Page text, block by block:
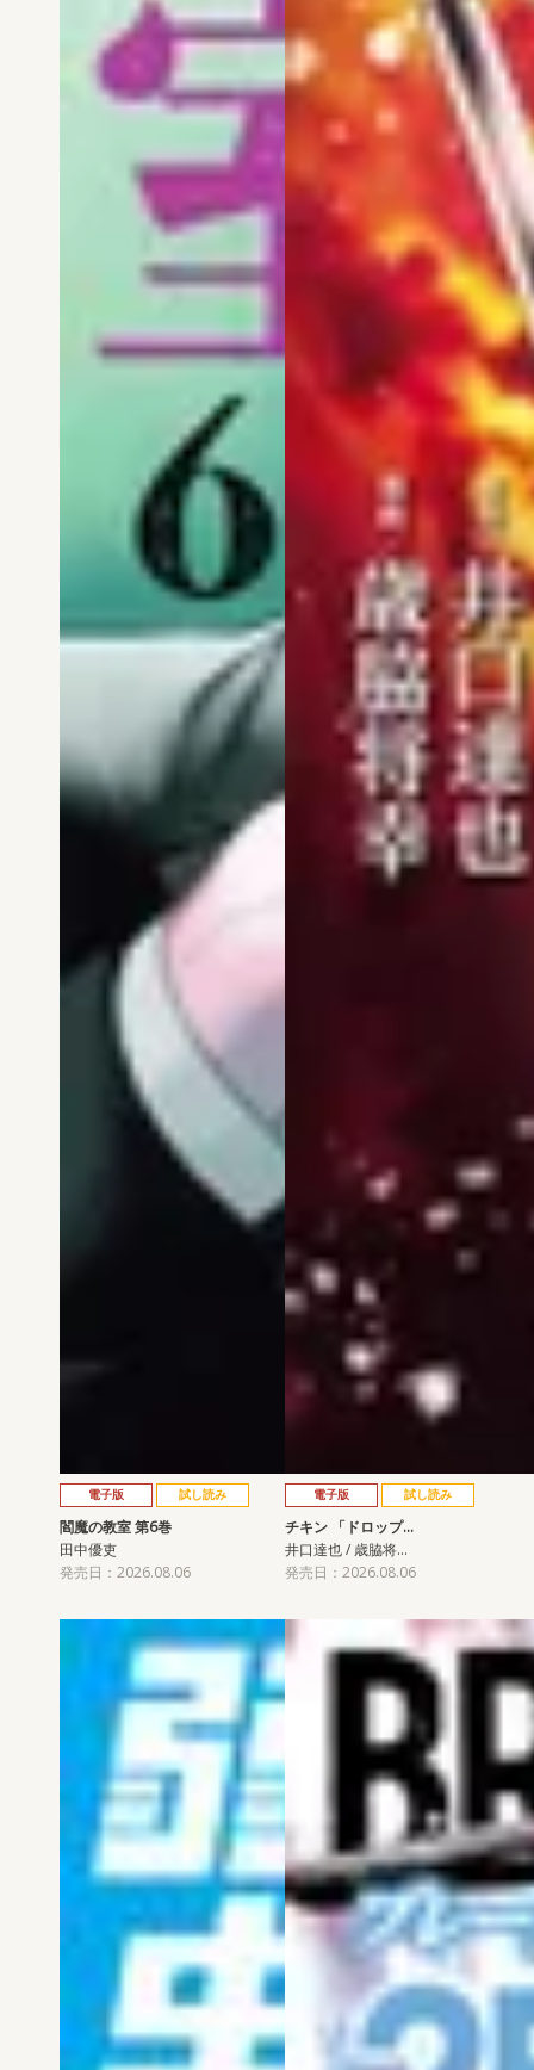
電子版 試し読み
閻魔の教室 第6巻
田中優吏
発売日：2026.08.06
電子版 試し読み
チキン 「ドロップ…
井口達也 / 歳脇将…
発売日：2026.08.06